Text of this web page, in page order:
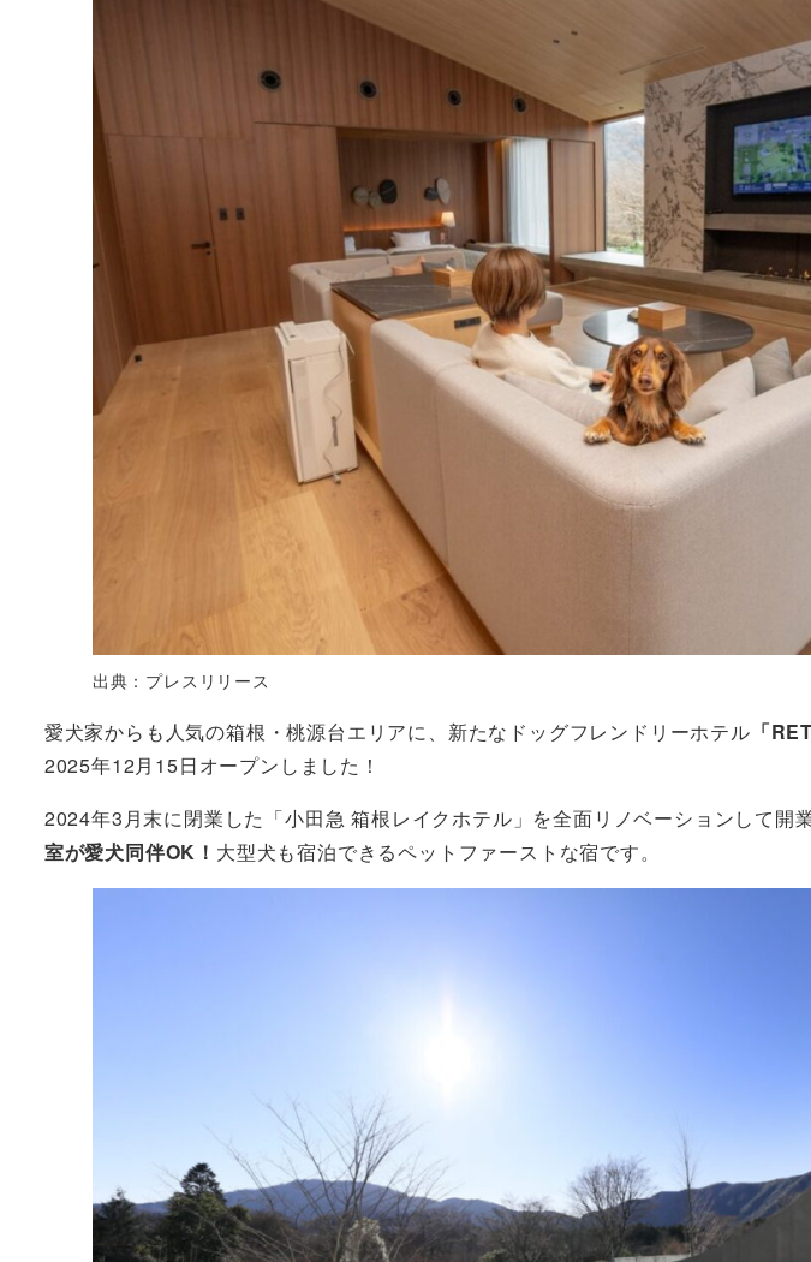
出典：プレスリリース
愛犬家からも人気の箱根・桃源台エリアに、新たなドッグフレンドリーホテル 「
2025年12月15日オープンしました！
2024年3月末に閉業した「小田急 箱根レイクホテル」を全面リノベーションして開
室が愛犬同伴OK！ 大型犬も宿泊できるペットファーストな宿です。